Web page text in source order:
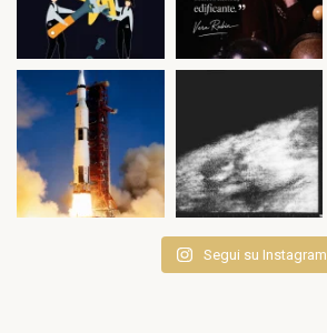
Segui su Instagram